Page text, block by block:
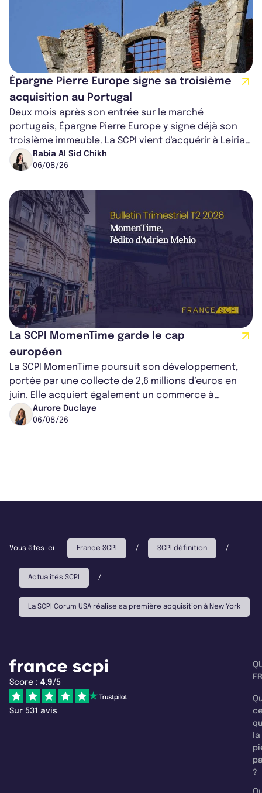
Épargne Pierre Europe signe sa troisième
acquisition au Portugal
Deux mois après son entrée sur le marché
portugais, Épargne Pierre Europe y signe déjà son
troisième immeuble. La SCPI vient d'acquérir à Leiria,
dans le centre du pays, un établis...
Rabia Al Sid Chikh
06/08/26
La SCPI MomenTime garde le cap
européen
La SCPI MomenTime poursuit son développement,
portée par une collecte de 2,6 millions d’euros en
juin. Elle acquiert également un commerce à
Worcester, place une plateforme logisti...
Aurore Duclaye
06/08/26
Vous êtes ici : France SCPI / SCPI définition /
Actualités SCPI /
La SCPI Corum USA réalise sa première acquisition à New York
Score : 4.9/5
Sur 531 avis
la
?